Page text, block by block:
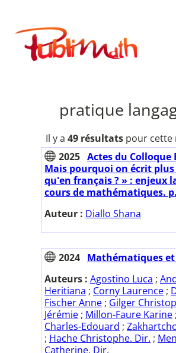
contenu
Publimath
pratique
Il y a 49 résultatspour cette
2025 Actes du Colloque
Mais pourquoi on écrit
qu'en français ? » : enjeux
cours de mathématiques. p.
Auteur : Diallo Shana
2024 Mathématiques et
Auteurs : Agostino Luca ;
Heritiana ; Corny Laurence ;
Fischer Anne ; Gilger
Jérémie ; Millon-Faure Karine ;
Charles-Edouard ;
; Hache Christophe. Dir. ;
Catherine. Dir.